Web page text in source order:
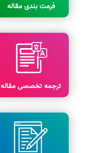
فرمت بندی مقاله
ترجمه تخصصی مقاله